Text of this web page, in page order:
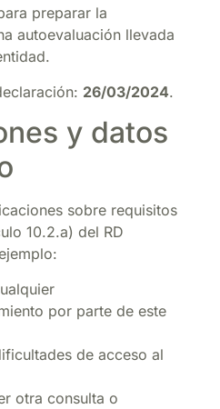
preparar la
autoevaluación llevada
26/03/2024.
y datos
sobre requisitos
10.2.a) del RD
por parte de este
de acceso al
otra consulta o